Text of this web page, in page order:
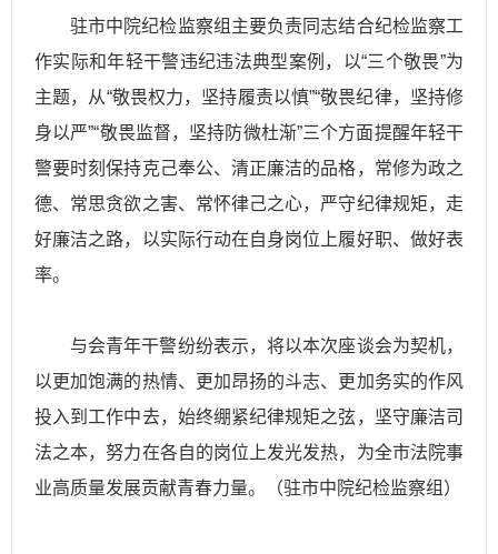
驻市中院纪检监察组主要负责同志结合纪检监察工
作实际和年轻干警违纪违法典型案例，以“三个敬畏”为
主题，从“敬畏权力，坚持履责以慎”“敬畏纪律，坚持修
身以严”“敬畏监督，坚持防微杜渐”三个方面提醒年轻干
警要时刻保持克己奉公、清正廉洁的品格，常修为政之
德、常思贪欲之害、常怀律己之心，严守纪律规矩，走
好廉洁之路，以实际行动在自身岗位上履好职、做好表
率。
与会青年干警纷纷表示，将以本次座谈会为契机，
以更加饱满的热情、更加昂扬的斗志、更加务实的作风
投入到工作中去，始终绷紧纪律规矩之弦，坚守廉洁司
法之本，努力在各自的岗位上发光发热，为全市法院事
业高质量发展贡献青春力量。（驻市中院纪检监察组）